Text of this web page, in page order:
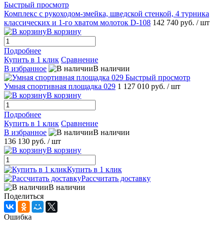
Быстрый просмотр
Комплекс с рукоходом-змейка, шведской стенкой, 4 турника
классических и 1-го хватом молоток D-108 142 740 руб. / шт
В корзину
Подробнее
Купить в 1 клик Сравнение
В избранное
В наличии
Быстрый просмотр
Умная спортивная площадка 029 1 127 010 руб. / шт
В корзину
Подробнее
Купить в 1 клик Сравнение
В избранное
В наличии
136 130 руб. / шт
В корзину
Купить в 1 клик
Рассчитать доставку
В наличии
Поделиться
Ошибка